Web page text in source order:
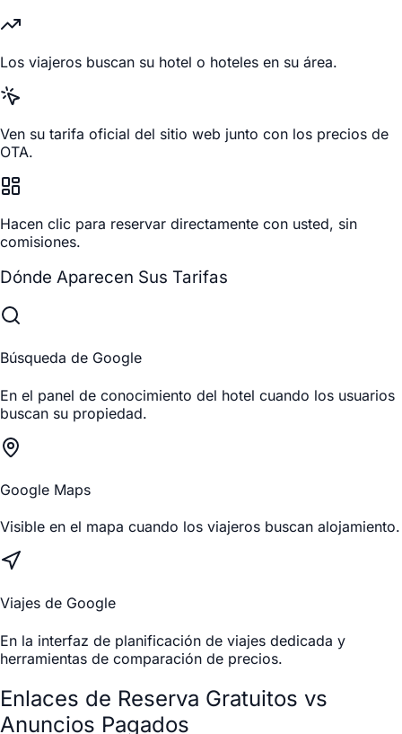
Los viajeros buscan su hotel o hoteles en su área.
Ven su tarifa oficial del sitio web junto con los precios de
OTA.
Hacen clic para reservar directamente con usted, sin
comisiones.
Dónde Aparecen Sus Tarifas
Búsqueda de Google
En el panel de conocimiento del hotel cuando los usuarios
buscan su propiedad.
Google Maps
Visible en el mapa cuando los viajeros buscan alojamiento.
Viajes de Google
En la interfaz de planificación de viajes dedicada y
herramientas de comparación de precios.
Enlaces de Reserva Gratuitos vs
Anuncios Pagados